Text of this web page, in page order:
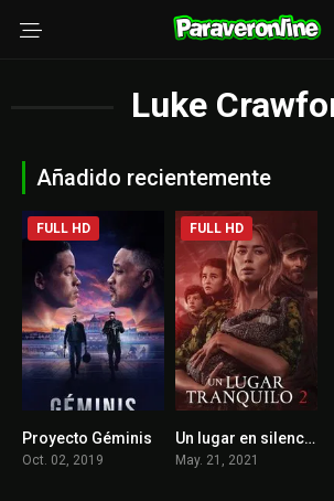
Luke
Añadido recientemente
5.7
FULL HD
Proyecto Géminis
Oct. 02, 2019
7.2
FULL HD
Un lugar en silencio: Parte II
May. 21, 2021